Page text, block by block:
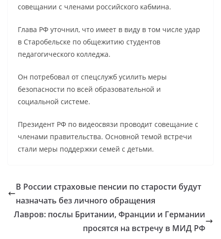
совещании с членами российского кабмина.
Глава РФ уточнил, что имеет в виду в том числе удар
в Старобельске по общежитию студентов
педагогического колледжа.
Он потребовал от спецслужб усилить меры
безопасности по всей образовательной и
социальной системе.
Президент РФ по видеосвязи проводит совещание с
членами правительства. Основной темой встречи
стали меры поддержки семей с детьми.
В России страховые пенсии по старости будут
назначать без личного обращения
Лавров: послы Британии, Франции и Германии
просятся на встречу в МИД РФ